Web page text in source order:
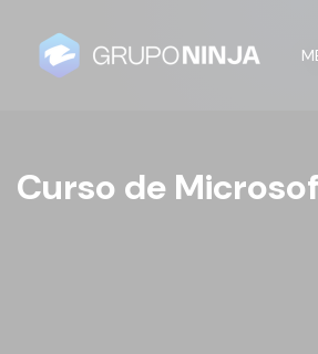
Curso de